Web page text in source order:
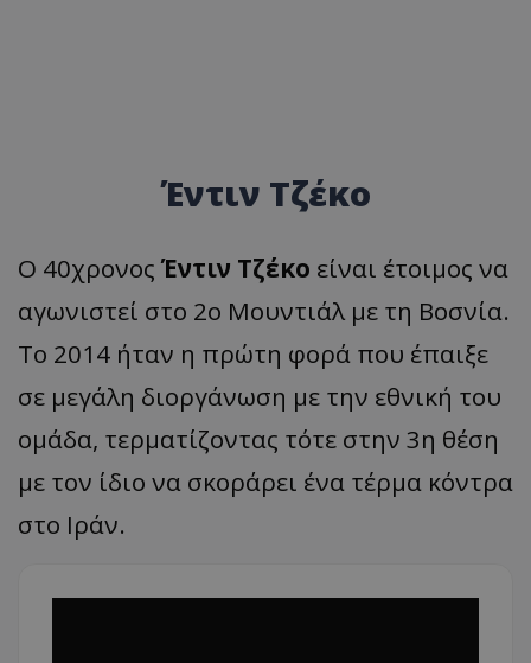
Έντιν Τζέκο
Ο 40χρονος Έντιν Τζέκο είναι έτοιμος να
αγωνιστεί στο 2ο Μουντιάλ με τη Βοσνία.
Το 2014 ήταν η πρώτη φορά που έπαιξε
σε μεγάλη διοργάνωση με την εθνική του
ομάδα, τερματίζοντας τότε στην 3η θέση
με τον ίδιο να σκοράρει ένα τέρμα κόντρα
στο Ιράν.